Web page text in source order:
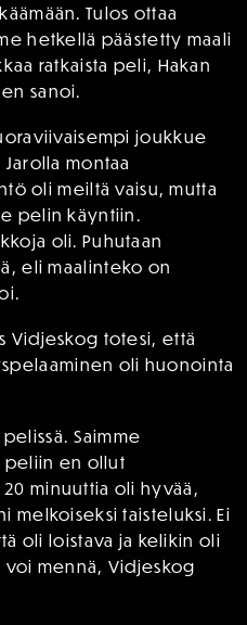
Tulos ottaa
hetkellä päästetty maali
ratkaista peli, Hakan
sanoi.
joukkue
montaa
oli meiltä vaisu, mutta
pelin käyntiin.
oli. Puhutaan
eli maalinteko on
Vidjeskog totesi, että
oli huonointa
Saimme
peliin en ollut
minuuttia oli hyvää,
melkoiseksi taisteluksi. Ei
oli loistava ja kelikin oli
voi mennä, Vidjeskog